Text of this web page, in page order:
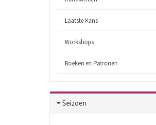
Laatste Kans
Workshops
Boeken en Patronen
Seizoen